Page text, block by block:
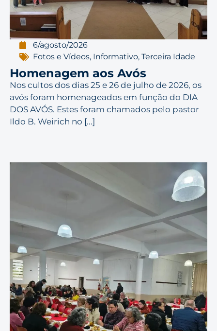
6/agosto/2026
Fotos e Vídeos, Informativo,Terceira Idade
Homenagem aos Avós
Nos cultos dos dias 25 e 26 de julho de 2026, os
avós foram homenageados em função do DIA
DOS AVÓS. Estes foram chamados pelo pastor
Ildo B. Weirich no [...]